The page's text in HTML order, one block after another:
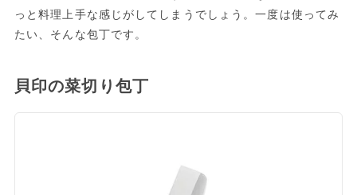
っと料理上手な感じがしてしまうでしょう。一度は使ってみ
たい、そんな包丁です。
貝印の菜切り包丁